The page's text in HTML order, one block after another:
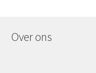
Over ons